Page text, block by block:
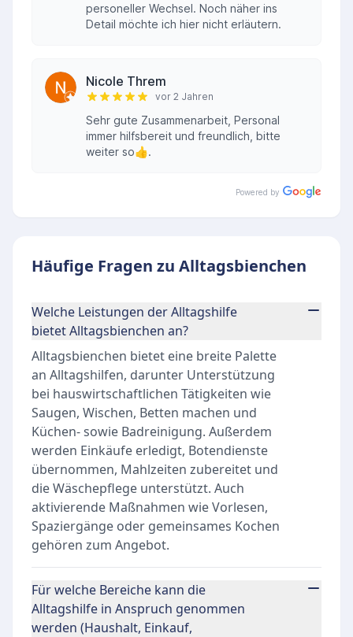
personeller Wechsel. Noch näher ins
Detail möchte ich hier nicht erläutern.
Nicole Threm
vor 2 Jahren
Sehr gute Zusammenarbeit, Personal
immer hilfsbereit und freundlich, bitte
weiter so👍.
Powered by
Häufige Fragen zu Alltagsbienchen
Welche Leistungen der Alltagshilfe
bietet Alltagsbienchen an?
Alltagsbienchen bietet eine breite Palette
an Alltagshilfen, darunter Unterstützung
bei hauswirtschaftlichen Tätigkeiten wie
Saugen, Wischen, Betten machen und
Küchen- sowie Badreinigung. Außerdem
werden Einkäufe erledigt, Botendienste
übernommen, Mahlzeiten zubereitet und
die Wäschepflege unterstützt. Auch
aktivierende Maßnahmen wie Vorlesen,
Spaziergänge oder gemeinsames Kochen
gehören zum Angebot.
Für welche Bereiche kann die
Alltagshilfe in Anspruch genommen
werden (Haushalt, Einkauf,